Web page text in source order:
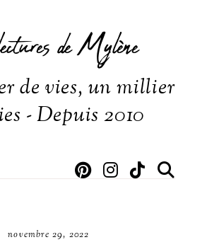
de Mylène
de vies, un millier
- Depuis 2010
novembre 29, 2022